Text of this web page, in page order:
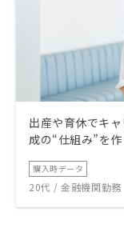
出産や育休でキ
成の“仕組み”を
購入時データ
20代 / 金融機関勤務